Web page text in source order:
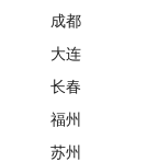
成都
大连
长春
福州
苏州